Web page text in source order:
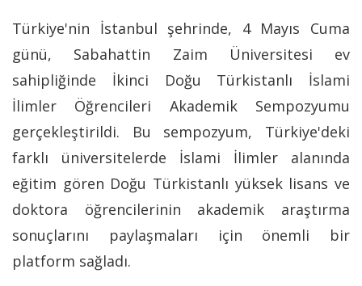
Türkiye'nin İstanbul şehrinde, 4 Mayıs Cuma
günü, Sabahattin Zaim Üniversitesi ev
sahipliğinde İkinci Doğu Türkistanlı İslami
İlimler Öğrencileri Akademik Sempozyumu
gerçekleştirildi. Bu sempozyum, Türkiye'deki
farklı üniversitelerde İslami İlimler alanında
eğitim gören Doğu Türkistanlı yüksek lisans ve
doktora öğrencilerinin akademik araştırma
sonuçlarını paylaşmaları için önemli bir
platform sağladı.